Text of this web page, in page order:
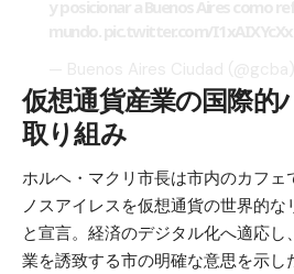
仮想通貨産業の国際的
取り組み
ホルヘ・マクリ市長は市内のカフェ
ノスアイレスを仮想通貨の世界的な
と宣言。経済のデジタル化へ適応
業を誘致する市の明確な意思を示し